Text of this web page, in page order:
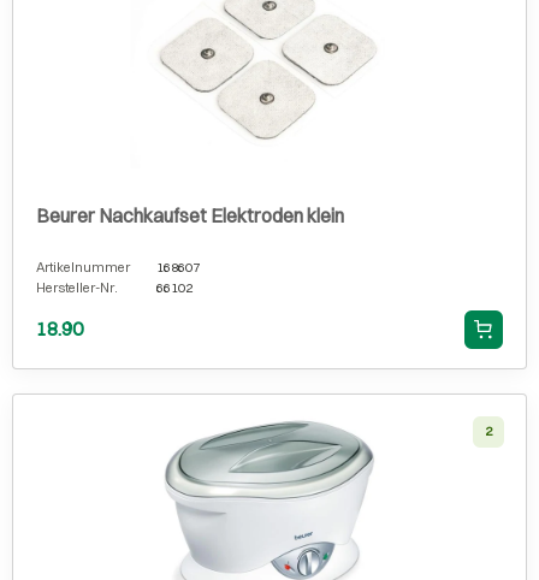
Beurer Nachkaufset Elektroden klein
Artikelnummer
168607
Hersteller-Nr.
66102
18.90
2